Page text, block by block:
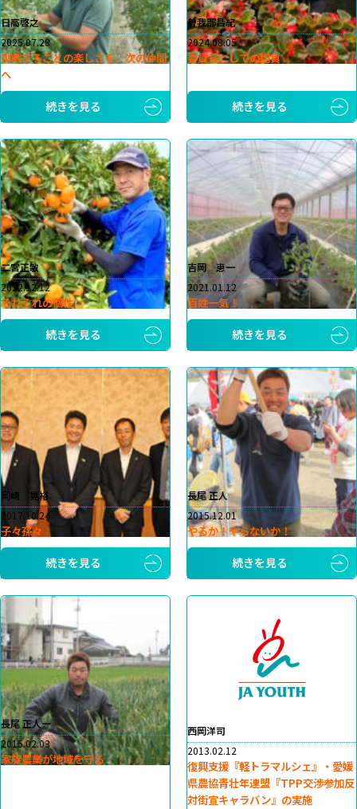
日高啓之
2025.07.28
挑戦することの楽しさを、次の仲間
へ
続きを見る
曽我部昌紀
2024.08.05
委員長としての抱負
続きを見る
二宮正敏
2022.12.12
それぞれの個性
続きを見る
吉岡 恵一
2021.01.12
百姓一気！
続きを見る
岡崎 晃裕
2017.10.24
子々孫々
続きを見る
長尾 正人
2015.12.01
やるか！やらないか！
続きを見る
長尾 正人一
2015.02.03
家族農業が地域を守る
西岡洋司
2013.02.12
復興支援『軽トラマルシェ』・愛媛
県農協青壮年連盟『TPP交渉参加反
対街宣キャラバン』の実施